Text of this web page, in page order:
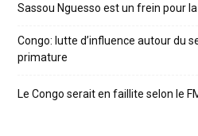
Sassou Nguesso est un frein pour
Congo: lutte d’influence autour du
primature
Le Congo serait en faillite selon le